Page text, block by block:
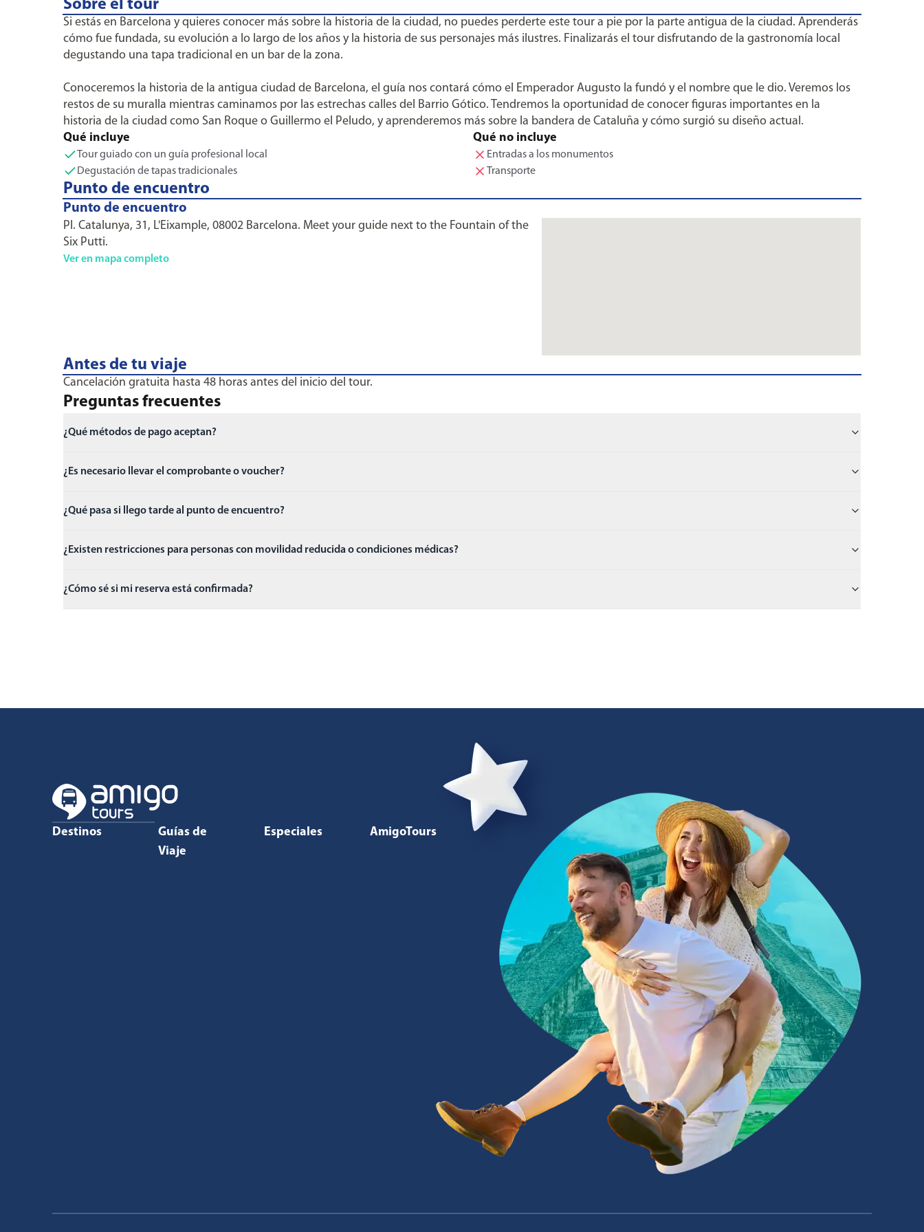
Sobre el tour
Si estás en Barcelona y quieres conocer más sobre la historia de la ciudad, no puedes perderte este tour a pie por la parte antigua de la ciudad. Aprenderás
cómo fue fundada, su evolución a lo largo de los años y la historia de sus personajes más ilustres. Finalizarás el tour disfrutando de la gastronomía local
degustando una tapa tradicional en un bar de la zona.
Conoceremos la historia de la antigua ciudad de Barcelona, el guía nos contará cómo el Emperador Augusto la fundó y el nombre que le dio. Veremos los
restos de su muralla mientras caminamos por las estrechas calles del Barrio Gótico. Tendremos la oportunidad de conocer figuras importantes en la
historia de la ciudad como San Roque o Guillermo el Peludo, y aprenderemos más sobre la bandera de Cataluña y cómo surgió su diseño actual.
Qué incluye
Tour guiado con un guía profesional local
Degustación de tapas tradicionales
Qué no incluye
Entradas a los monumentos
Transporte
Punto de encuentro
Punto de encuentro
Pl. Catalunya, 31, L'Eixample, 08002 Barcelona. Meet your guide next to the Fountain of the
Six Putti.
Ver en mapa completo
Antes de tu viaje
Cancelación gratuita hasta 48 horas antes del inicio del tour.
Preguntas frecuentes
¿Qué métodos de pago aceptan?
¿Es necesario llevar el comprobante o voucher?
¿Qué pasa si llego tarde al punto de encuentro?
¿Existen restricciones para personas con movilidad reducida o condiciones médicas?
¿Cómo sé si mi reserva está confirmada?
Destinos
Guías de
Viaje
Especiales AmigoTours